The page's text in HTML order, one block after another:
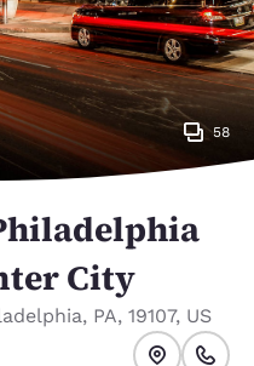
58
City
, PA, 19107, US